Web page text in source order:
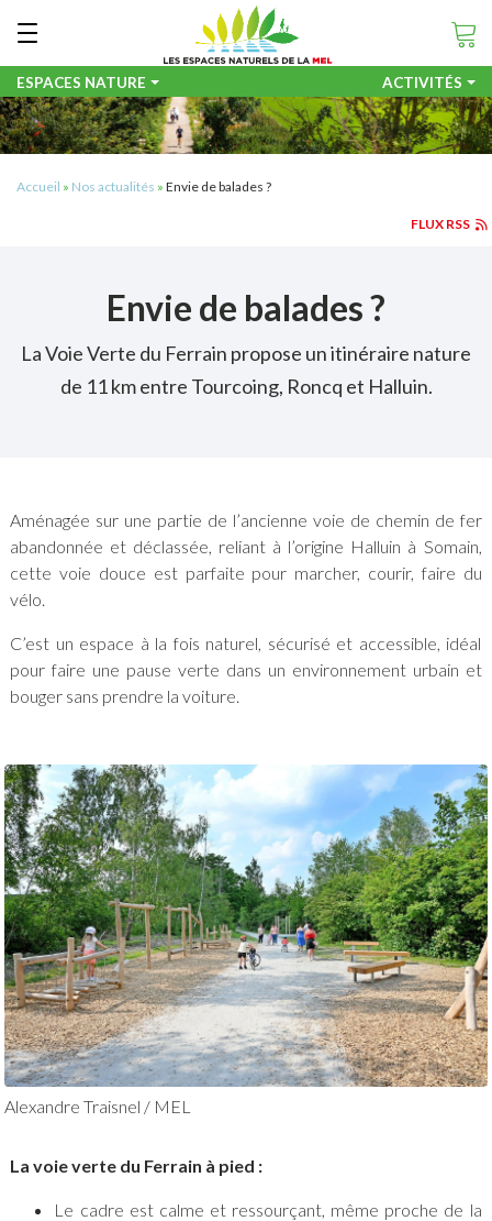
principal

ESPACES NATURE ACTIVITÉS
Accueil Nos actualités Envie de balades ?
FLUX RSS
Envie de balades ?
La Voie Verte du Ferrain propose un itinéraire nature
de 11 km entre Tourcoing, Roncq et Halluin.
Aménagée sur une partie de l’ancienne voie de chemin de fer
abandonnée et déclassée, reliant à l’origine Halluin à Somain,
cette voie douce est parfaite pour marcher, courir, faire du
vélo.
C’est un espace à la fois naturel, sécurisé et accessible, idéal
pour faire une pause verte dans un environnement urbain et
bouger sans prendre la voiture.
Alexandre Traisnel / MEL
La voie verte du Ferrain à pied :
Le cadre est calme et ressourçant, même proche de la
Panneau de gestion des cookies